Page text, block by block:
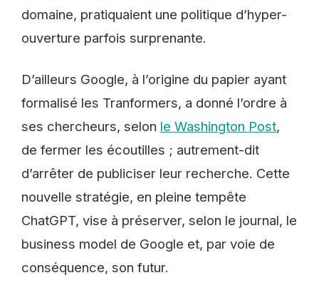
domaine, pratiquaient une politique d’hyper-
ouverture parfois surprenante.
D’ailleurs Google, à l’origine du papier ayant
formalisé les Tranformers, a donné l’ordre à
ses chercheurs, selon le Washington Post,
de fermer les écoutilles ; autrement-dit
d’arrêter de publiciser leur recherche. Cette
nouvelle stratégie, en pleine tempête
ChatGPT, vise à préserver, selon le journal, le
business model de Google et, par voie de
conséquence, son futur.